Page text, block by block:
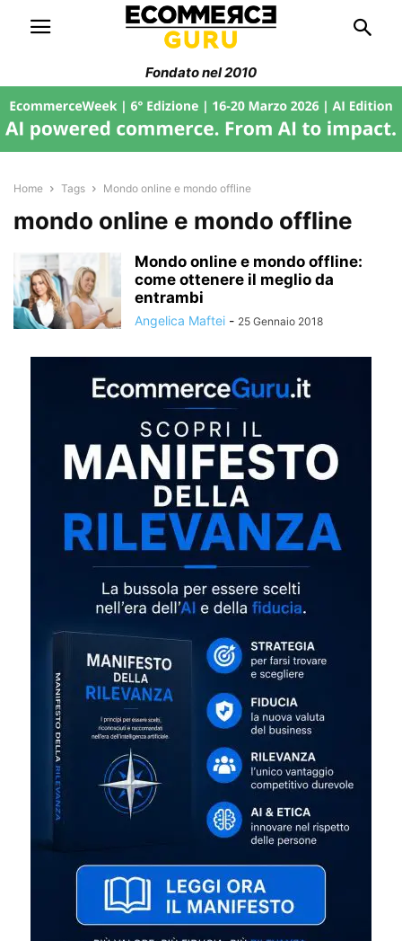
Fondato nel 2010
Home Tags Mondo online e mondo offline
mondo online e mondo offline
Mondo online e mondo offline:
come ottenere il meglio da
entrambi
Angelica Maftei - 25 Gennaio 2018